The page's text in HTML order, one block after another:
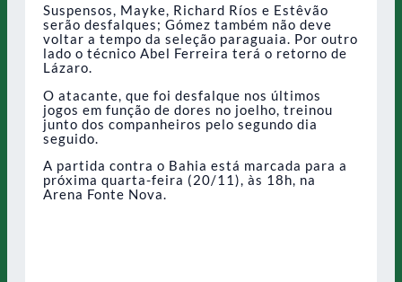
Suspensos, Mayke, Richard Ríos e Estêvão
serão desfalques; Gómez também não deve
voltar a tempo da seleção paraguaia. Por outro
lado o técnico Abel Ferreira terá o retorno de
Lázaro.
O atacante, que foi desfalque nos últimos
jogos em função de dores no joelho, treinou
junto dos companheiros pelo segundo dia
seguido.
A partida contra o Bahia está marcada para a
próxima quarta-feira (20/11), às 18h, na
Arena Fonte Nova.